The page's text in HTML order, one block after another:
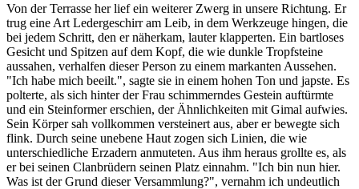
Von der Terrasse her lief ein weiterer Zwerg in unsere Richtung. Er
trug eine Art Ledergeschirr am Leib, in dem Werkzeuge hingen, die
bei jedem Schritt, den er näherkam, lauter klapperten. Ein bartloses
Gesicht und Spitzen auf dem Kopf, die wie dunkle Tropfsteine
aussahen, verhalfen dieser Person zu einem markanten Aussehen.
"Ich habe mich beeilt.", sagte sie in einem hohen Ton und japste. Es
polterte, als sich hinter der Frau schimmerndes Gestein auftürmte
und ein Steinformer erschien, der Ähnlichkeiten mit Gimal aufwies.
Sein Körper sah vollkommen versteinert aus, aber er bewegte sich
flink. Durch seine unebene Haut zogen sich Linien, die wie
unterschiedliche Erzadern anmuteten. Aus ihm heraus grollte es, als
er bei seinen Clanbrüdern seinen Platz einnahm. "Ich bin nun hier.
Was ist der Grund dieser Versammlung?", vernahm ich undeutlich